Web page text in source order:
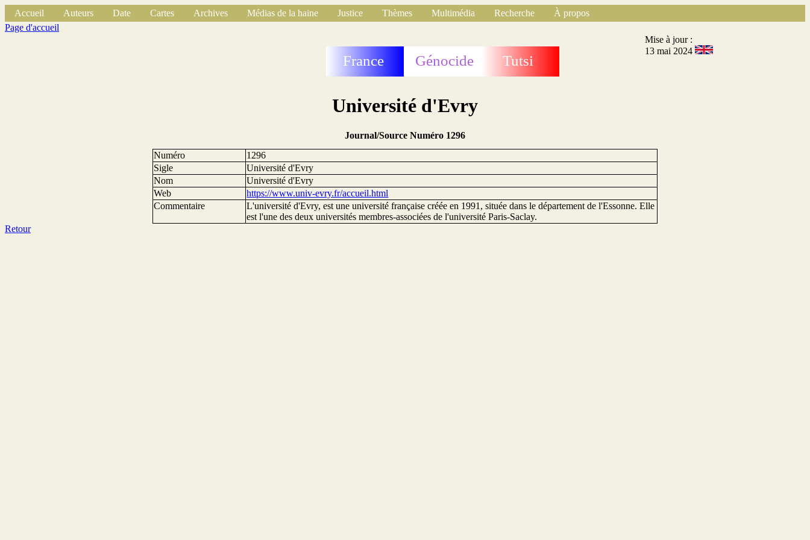
Accueil Auteurs Date Cartes Archives Médias de la haine Justice Thèmes Multimédia Recherche
À propos
Page d'accueil
France Génocide Tutsi
Mise à jour :
13 mai 2024
Université d'Evry
Journal/Source Numéro 1296
Numéro
1296
Sigle
Université d'Evry
Nom
Université d'Evry
Web
https://www.univ-evry.fr/accueil.html
Commentaire
L'université d'Evry, est une université française créée en 1991, située dans le département de l'Essonne. Elle
est l'une des deux universités membres-associées de l'université Paris-Saclay.
Retour